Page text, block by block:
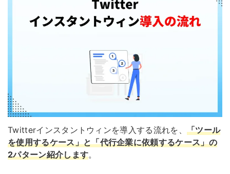
Twitterインスタントウィンを導入する流れを、 「ツール
を使用するケース」と「代行企業に依頼するケース」の
2パターン紹介します。